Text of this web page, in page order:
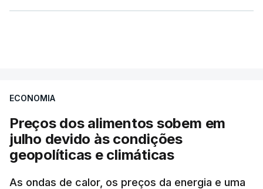
ECONOMIA
Preços dos alimentos sobem em
julho devido às condições
geopolíticas e climáticas
As ondas de calor, os preços da energia e uma